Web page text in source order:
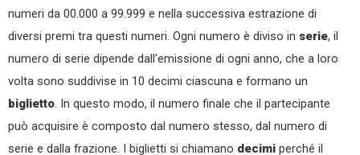
numeri da 00.000 a 99.999 e nella successiva estrazione di
diversi premi tra questi numeri. Ogni numero è diviso in serie, il
numero di serie dipende dall'emissione di ogni anno, che a loro
volta sono suddivise in 10 decimi ciascuna e formano un
biglietto. In questo modo, il numero finale che il partecipante
può acquisire è composto dal numero stesso, dal numero di
serie e dalla frazione. I biglietti si chiamano decimi perché il